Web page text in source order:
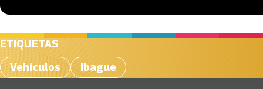
ETIQUETAS
Vehiculos
Ibague